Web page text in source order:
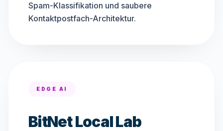
Spam-Klassifikation und saubere
Kontaktpostfach-Architektur.
EDGE AI
BitNet Local Lab